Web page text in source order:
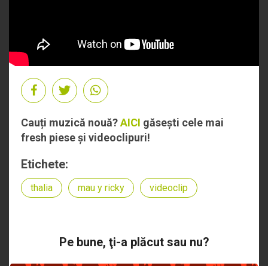
Cauți muzică nouă?AICI găsești cele mai
fresh piese și videoclipuri!
Etichete:
thalia mau y ricky videoclip
Pe bune, ţi-a plăcut sau nu?